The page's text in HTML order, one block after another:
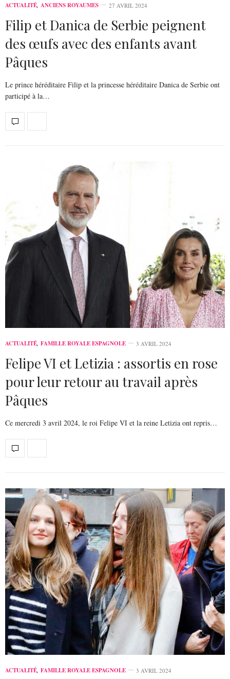
ACTUALITÉ, ANCIENS ROYAUMES 27 AVRIL 2024
Filip et Danica de Serbie peignent
des œufs avec des enfants avant
Pâques
Le prince héréditaire Filip et la princesse héréditaire Danica de Serbie ont
participé à la…
ACTUALITÉ, FAMILLE ROYALE ESPAGNOLE 3 AVRIL 2024
Felipe VI et Letizia : assortis en rose
pour leur retour au travail après
Pâques
Ce mercredi 3 avril 2024, le roi Felipe VI et la reine Letizia ont repris…
ACTUALITÉ, FAMILLE ROYALE ESPAGNOLE 3 AVRIL 2024